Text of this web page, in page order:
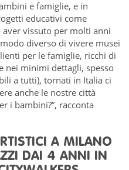
e famiglie, e in
educativi come
vissuto per molti anni
diverso di vivere musei
per le famiglie, ricchi di
nei minimi dettagli, spesso
a tutti), tornati in Italia ci
anche le nostre città
i bambini?”, racconta
A MILANO
DAI 4 ANNI IN